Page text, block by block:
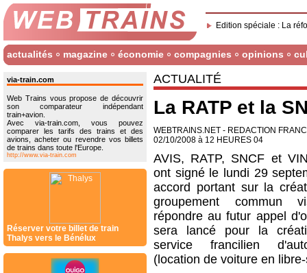
Edition spéciale : La
actualités magazine économie compagnies opinions
via-train.com
Web Trains vous propose de découvrir
son comparateur indépendant
train+avion.
Avec via-train.com, vous pouvez
comparer les tarifs des trains et des
avions, acheter ou revendre vos billets
de trains dans toute l'Europe.
http://www.via-train.com
Réserver votre billet de train
Thalys vers le Bénélux
ACTUALITÉ
La RATP et la
WEBTRAINS.NET - REDACTION
02/10/2008 à 12 HEURES 04
AVIS, RATP, SNCF et
ont signé le lundi 29
accord portant sur la
groupement commun
répondre au futur appel
sera lancé pour la
service francilien
(location de voiture en